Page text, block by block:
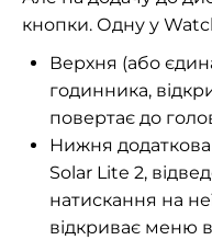
кнопки. Одну у
Верхня (або
годинника,
повертає до
Нижня
Solar Lite 2,
натискання на
відкриває меню